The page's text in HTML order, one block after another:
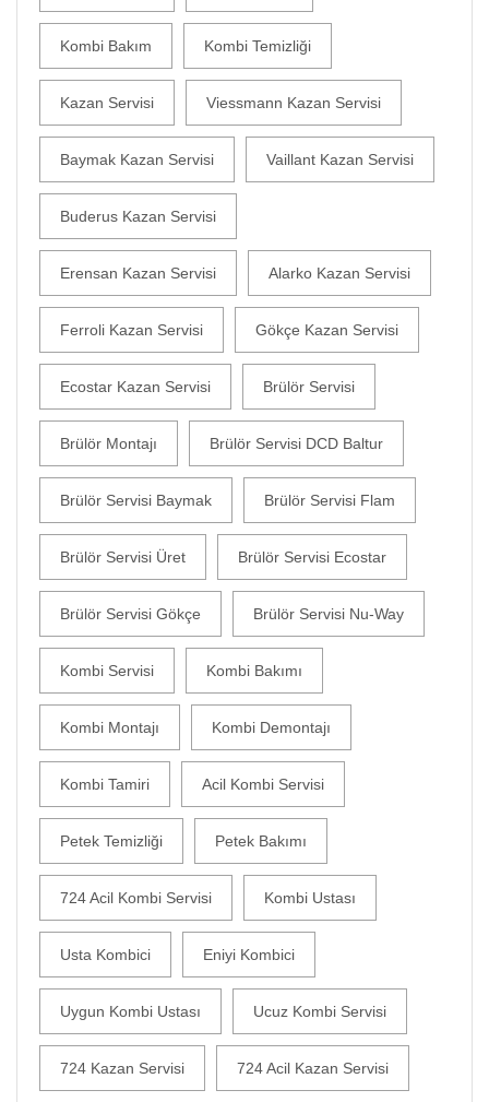
Kombi Bakım Kombi Temizliği
Kazan Servisi Viessmann Kazan Servisi
Baymak Kazan Servisi Vaillant Kazan Servisi
Buderus Kazan Servisi
Erensan Kazan Servisi Alarko Kazan Servisi
Ferroli Kazan Servisi Gökçe Kazan Servisi
Ecostar Kazan Servisi Brülör Servisi
Brülör Montajı Brülör Servisi DCD Baltur
Brülör Servisi Baymak Brülör Servisi Flam
Brülör Servisi Üret Brülör Servisi Ecostar
Brülör Servisi Gökçe Brülör Servisi Nu-Way
Kombi Servisi Kombi Bakımı
Kombi Montajı Kombi Demontajı
Kombi Tamiri Acil Kombi Servisi
Petek Temizliği Petek Bakımı
724 Acil Kombi Servisi Kombi Ustası
Usta Kombici Eniyi Kombici
Uygun Kombi Ustası Ucuz Kombi Servisi
724 Kazan Servisi 724 Acil Kazan Servisi